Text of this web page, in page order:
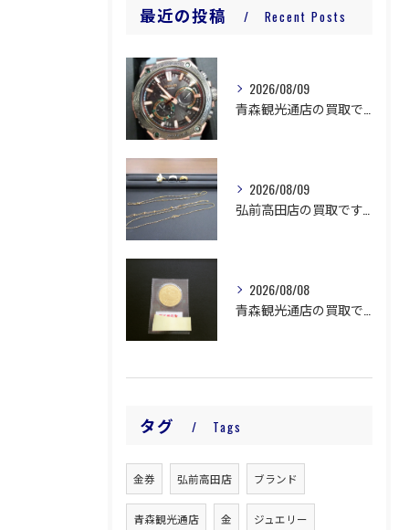
最近の投稿 Recent Posts
2026/08/09
2026/08/09
2026/08/08
タグ Tags
金券 弘前高田店 ブランド
青森観光通店 金 ジュエリー